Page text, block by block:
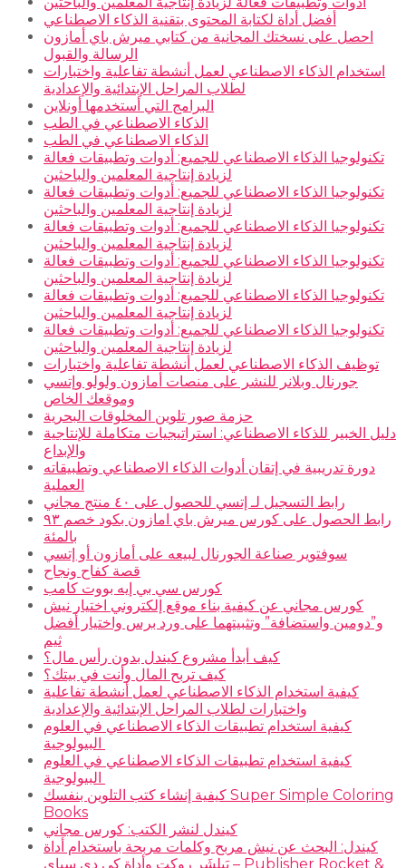
أفضل أداة لكتابة المحتوى بتقنية الذكاء الاصطناعي
احصل على نسختك المجانية من كتابي ميرش باي أمازون
الرسالة والقبول
استخدام الذكاء الاصطناعي لعمل أنشطة تفاعلية واختبارات
لطلاب المراحل الإبتدائية والإعدادية
البرامج التي أستخدمها أونلاين
الذكاء الاصطناعي في الطب
الذكاء الاصطناعي في الطب
تكنولوجيا الذكاء الاصطناعي للجميع: أدوات وتطبيقات فعالة
لزيادة إنتاجية المعلمين والباحثين
تكنولوجيا الذكاء الاصطناعي للجميع: أدوات وتطبيقات فعالة
لزيادة إنتاجية المعلمين والباحثين
تكنولوجيا الذكاء الاصطناعي للجميع: أدوات وتطبيقات فعالة
لزيادة إنتاجية المعلمين والباحثين
تكنولوجيا الذكاء الاصطناعي للجميع: أدوات وتطبيقات فعالة
لزيادة إنتاجية المعلمين والباحثين
تكنولوجيا الذكاء الاصطناعي للجميع: أدوات وتطبيقات فعالة
لزيادة إنتاجية المعلمين والباحثين
تكنولوجيا الذكاء الاصطناعي للجميع: أدوات وتطبيقات فعالة
لزيادة إنتاجية المعلمين والباحثين
توظيف الذكاء الاصطناعي لعمل أنشطة تفاعلية واختبارات
جورنال وبلانر للنشر على منصات أمازون ولولو وإتسي
وموقعك الخاص
حزمة صور تلوين المخلوقات البحرية
دليل الخبير للذكاء الاصطناعي: استراتيجيات متكاملة للإنتاجية
والإبداع
دورة تدريبية في إتقان أدوات الذكاء الاصطناعي وتطبيقاته
العملية
رابط التسجيل لـ إتسي للحصول على ٤٠ منتج مجاني
رابط الحصول على كورس ميرش باي امازون بكود خصم ٩٣
بالمئة
سوفتوير صناعة الجورنال لبيعه على أمازون أو إتسي
قصة كفاح ونجاح
كورس سي بي إيه بووت كامب
كورس مجاني عن كيفية بناء موقع إلكتروني اختيار نيش
و”دومين واستضافة” وتثبيتهما على ورد برس واختيار أفضل
ثيم
كيف أبدأ مشروع كيندل بدون رأس مال؟
كيف تربح المال وأنت في بيتك؟
كيفية استخدام الذكاء الاصطناعي لعمل أنشطة تفاعلية
واختبارات لطلاب المراحل الإبتدائية والإعدادية
كيفية استخدام تطبيقات الذكاء الاصطناعي في العلوم
كيفية استخدام تطبيقات الذكاء الاصطناعي في العلوم
كيفية إنشاء كتب التلوين بنفسك Super Simple Coloring
Books
كيندل لنشر الكتب: كورس مجاني
كيندل: البحث عن نيش مربح وكلمات مربحة باستخدام أداة
بَبلِشَر روكت وأداة كي دي سباي – Publisher Rocket &